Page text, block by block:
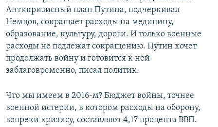
Антикризисный план Путина, подчеркивал
Немцов, сокращает расходы на медицину,
образование, культуру, дороги. И только военные
расходы не подлежат сокращению. Путин хочет
продолжать войну и готовится к ней
заблаговременно, писал политик.
Что мы имеем в 2016-м? Бюджет войны, точнее
военной истерии, в котором расходы на оборону,
вопреки кризису, составляют 4,17 процента ВВП.